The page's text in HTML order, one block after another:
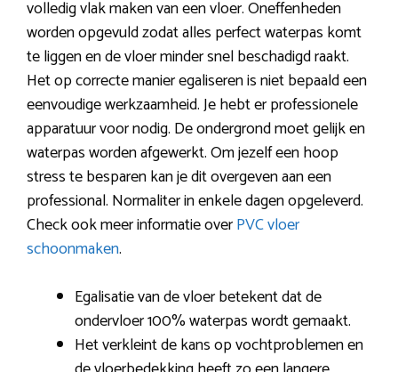
volledig vlak maken van een vloer. Oneffenheden
worden opgevuld zodat alles perfect waterpas komt
te liggen en de vloer minder snel beschadigd raakt.
Het op correcte manier egaliseren is niet bepaald een
eenvoudige werkzaamheid. Je hebt er professionele
apparatuur voor nodig. De ondergrond moet gelijk en
waterpas worden afgewerkt. Om jezelf een hoop
stress te besparen kan je dit overgeven aan een
professional. Normaliter in enkele dagen opgeleverd.
Check ook meer informatie overPVC vloer
schoonmaken.
Egalisatie van de vloer betekent dat de
ondervloer 100% waterpas wordt gemaakt.
Het verkleint de kans op vochtproblemen en